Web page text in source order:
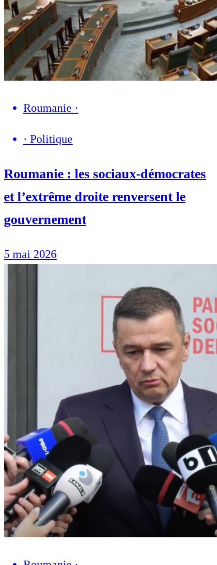
Roumanie ·
· Politique
Roumanie : les sociaux-démocrates
et l’extrême droite renversent le
gouvernement
5 mai 2026